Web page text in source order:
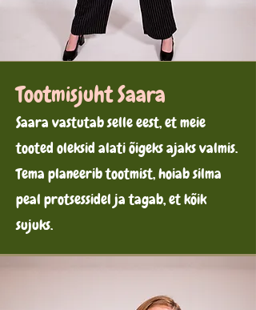
Tootmisjuht Saara
Saara vastutab selle eest, et meie
tooted oleksid alati õigeks ajaks valmis.
Tema planeerib tootmist, hoiab silma
peal protsessidel ja tagab, et kõik
sujuks.